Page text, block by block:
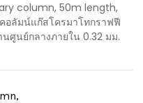
column, 50m length,
ลัมน์แก๊สโครมาโทกราฟฟี
ศูนย์กลางภายใน 0.32 มม.
,